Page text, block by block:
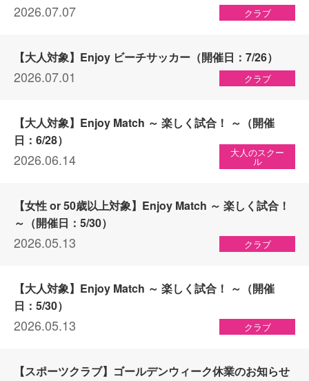
2026.07.07 クラブ
2026.07.01 クラブ
【大人対象】Enjoy ビーチサッカー（開催日：7/26）
2026.06.14 大人のスクー
ル
【大人対象】Enjoy Match ～ 楽しく試合！ ～（開催
日：6/28）
2026.05.13 クラブ
【女性 or 50歳以上対象】Enjoy Match ～ 楽しく試合！
～（開催日：5/30）
2026.05.13 クラブ
【大人対象】Enjoy Match ～ 楽しく試合！ ～（開催
日：5/30）
【スポーツクラブ】ゴールデンウィーク休業のお知らせ